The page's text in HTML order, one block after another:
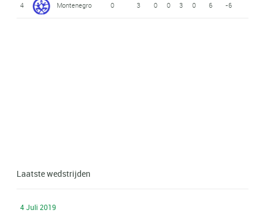
4 Montenegro 0 3 0 0 3 0 6 -6
Laatste wedstrijden
4 Juli 2019